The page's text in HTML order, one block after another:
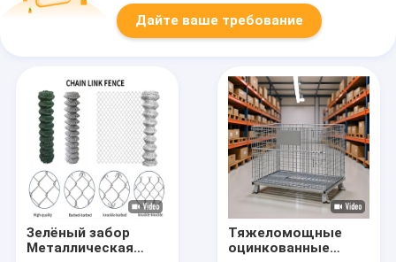
Дайте ваше требование
Зелёный забор
Металлическая
Тяжеломощные
оцинкованные